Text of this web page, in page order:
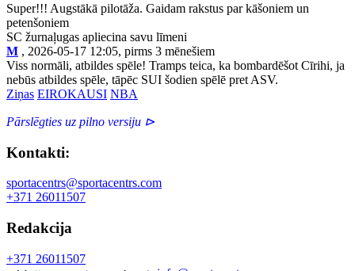
Super!!! Augstākā pilotāža. Gaidam rakstus par kāšoniem un
petenšoniem
SC žurnaļugas apliecina savu līmeni
M , 2026-05-17 12:05, pirms 3 mēnešiem
Viss normāli, atbildes spēle! Tramps teica, ka bombardēšot Cīrihi, ja
nebūs atbildes spēle, tāpēc SUI šodien spēlē pret ASV.
Ziņas EIROKAUSI NBA
Pārslēgties uz pilno versiju ⊳
Kontakti:
sportacentrs@sportacentrs.com
+371 26011507
Redakcija
+371 26011507